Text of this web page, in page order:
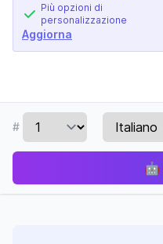
Più opzioni di
personalizzazione
Aggiorna
#
🤖